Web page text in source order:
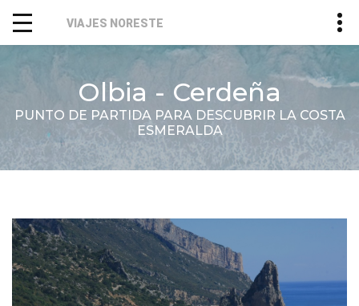
VIAJES NORESTE
Olbia - Cerdeña
PUNTO DE PARTIDA PARA DESCUBRIR LA COSTA
ESMERALDA